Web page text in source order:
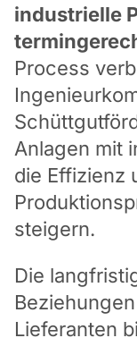
industrielle
Process
Anlagen mit
die Effizienz
steigern.
Die
Lieferanten